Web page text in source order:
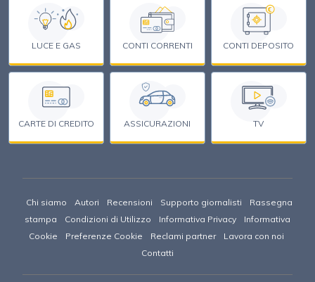
LUCE E GAS CONTI CORRENTI
€
CONTI DEPOSITO
CARTE DI CREDITO ASSICURAZIONI TV
Chi siamo Autori Recensioni Supporto giornalisti
Rassegna
stampa
Condizioni di Utilizzo Informativa Privacy
Informativa
Cookie
Preferenze Cookie Reclami partner
Lavora con noi
Contatti